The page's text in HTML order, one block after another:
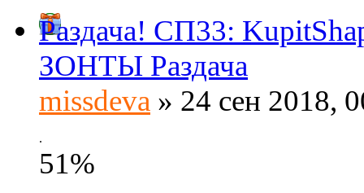
Раздача! СП33:
ЗОНТЫ Раздача
missdeva » 24 сен 2018,
.
51%